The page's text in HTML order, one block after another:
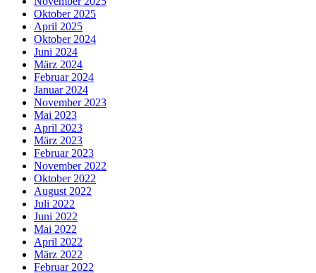
Oktober 2025
April 2025
Oktober 2024
Juni 2024
März 2024
Februar 2024
Januar 2024
November 2023
Mai 2023
April 2023
März 2023
Februar 2023
November 2022
Oktober 2022
August 2022
Juli 2022
Juni 2022
Mai 2022
April 2022
März 2022
Februar 2022